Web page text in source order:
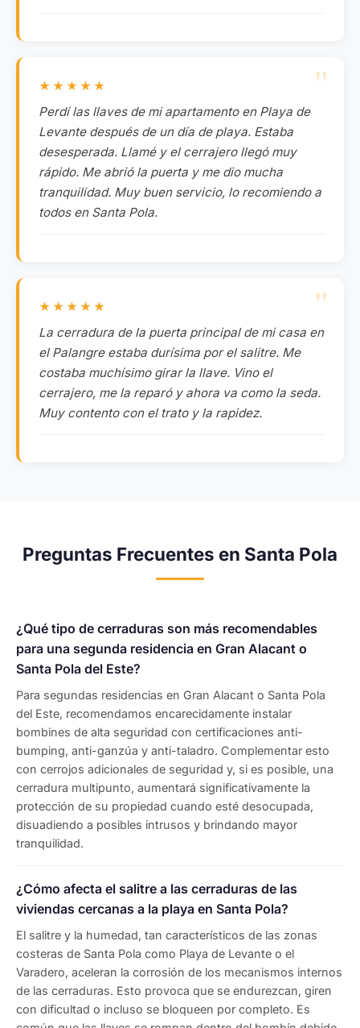
★★★★★
Perdí las llaves de mi apartamento en Playa de
Levante después de un día de playa. Estaba
desesperada. Llamé y el cerrajero llegó muy
rápido. Me abrió la puerta y me dio mucha
tranquilidad. Muy buen servicio, lo recomiendo a
todos en Santa Pola.
★★★★★
La cerradura de la puerta principal de mi casa en
el Palangre estaba durísima por el salitre. Me
costaba muchísimo girar la llave. Vino el
cerrajero, me la reparó y ahora va como la seda.
Muy contento con el trato y la rapidez.
Preguntas Frecuentes en Santa Pola
¿Qué tipo de cerraduras son más recomendables
para una segunda residencia en Gran Alacant o
Santa Pola del Este?
Para segundas residencias en Gran Alacant o Santa Pola
del Este, recomendamos encarecidamente instalar
bombines de alta seguridad con certificaciones anti-
bumping, anti-ganzúa y anti-taladro. Complementar esto
con cerrojos adicionales de seguridad y, si es posible, una
cerradura multipunto, aumentará significativamente la
protección de su propiedad cuando esté desocupada,
disuadiendo a posibles intrusos y brindando mayor
tranquilidad.
¿Cómo afecta el salitre a las cerraduras de las
viviendas cercanas a la playa en Santa Pola?
El salitre y la humedad, tan característicos de las zonas
costeras de Santa Pola como Playa de Levante o el
Varadero, aceleran la corrosión de los mecanismos internos
de las cerraduras. Esto provoca que se endurezcan, giren
con dificultad o incluso se bloqueen por completo. Es